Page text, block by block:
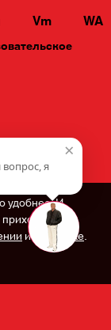
Vm WA
удобнее. И
и Политике.
×
я